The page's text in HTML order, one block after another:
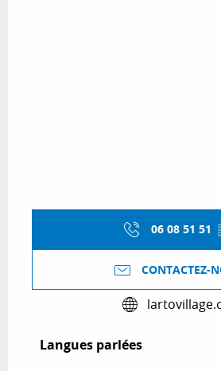
06 08 51 51
CONTACTEZ-
Langues parlées
Langues parlées